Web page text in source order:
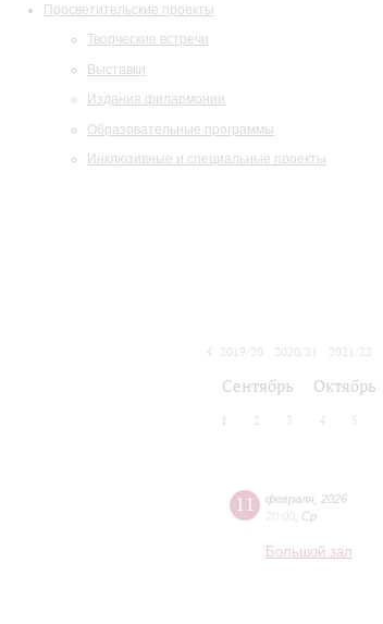
Просветительские проекты
Творческие встречи
Выставки
Издания филармонии
Образовательные программы
Инклюзивные и специальные проекты
2019/20
2020/21 2021/22
Сентябрь Октябрь
1 2 3 4 5
11 февраля 2026
20:00 Ср
Большой зал